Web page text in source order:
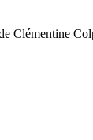
Clémentine